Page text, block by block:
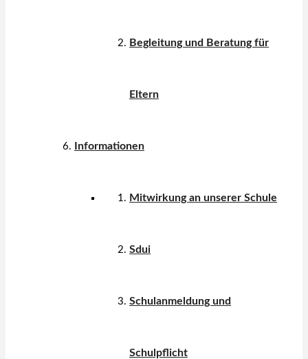
Begleitung und Beratung für
Eltern
Informationen
Mitwirkung an unserer Schule
Sdui
Schulanmeldung und
Schulpflicht